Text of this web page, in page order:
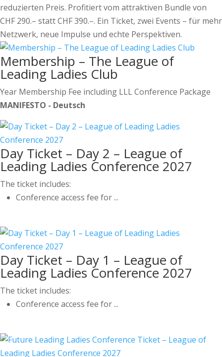
reduzierten Preis. Profitiert vom attraktiven Bundle von
CHF 290.– statt CHF 390.–. Ein Ticket, zwei Events – für mehr
Netzwerk, neue Impulse und echte Perspektiven.
Membership – The League of
Leading Ladies Club
Year Membership Fee including LLL Conference Package
MANIFESTO - Deutsch
Day Ticket – Day 2 – League of
Leading Ladies Conference 2027
The ticket includes:
Conference access fee for ...
Day Ticket – Day 1 – League of
Leading Ladies Conference 2027
The ticket includes:
Conference access fee for ...